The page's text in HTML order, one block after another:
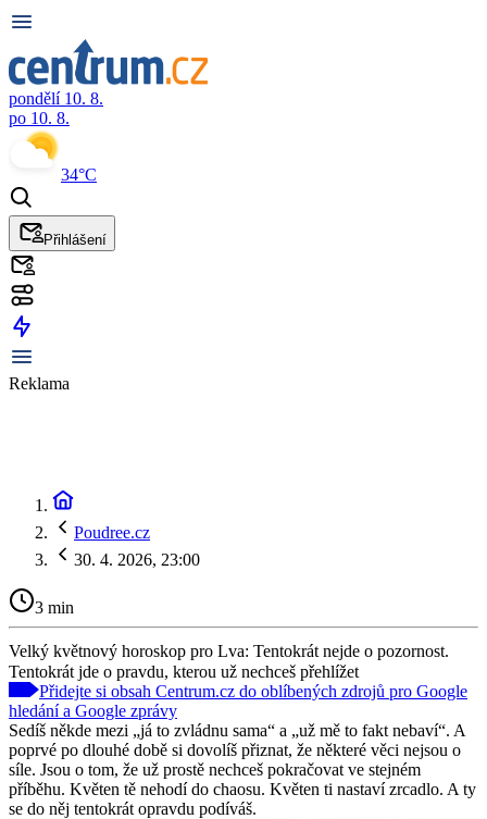
pondělí 10. 8.
po 10. 8.
34°C
Přihlášení
Reklama
Poudree.cz
30. 4. 2026, 23:00
3 min
Velký květnový horoskop pro Lva: Tentokrát nejde o pozornost.
Tentokrát jde o pravdu, kterou už nechceš přehlížet
Přidejte si obsah Centrum.cz do oblíbených zdrojů pro Google
hledání a Google zprávy
Sedíš někde mezi „já to zvládnu sama“ a „už mě to fakt nebaví“. A
poprvé po dlouhé době si dovolíš přiznat, že některé věci nejsou o
síle. Jsou o tom, že už prostě nechceš pokračovat ve stejném
příběhu. Květen tě nehodí do chaosu. Květen ti nastaví zrcadlo. A ty
se do něj tentokrát opravdu podíváš.